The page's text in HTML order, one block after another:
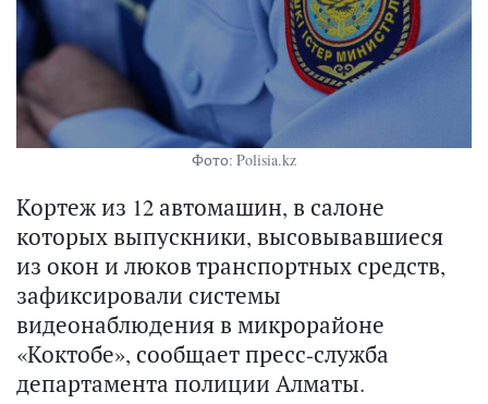
Фото: Polisia.kz
Кортеж из 12 автомашин, в салоне
которых выпускники, высовывавшиеся
из окон и люков транспортных средств,
зафиксировали системы
видеонаблюдения в микрорайоне
«Коктобе», сообщает пресс-служба
департамента полиции Алматы.